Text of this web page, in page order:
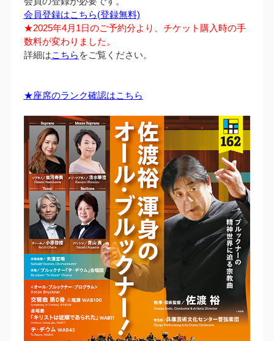
会員登録はこちら(登録無料)
★2025年4月1日のご予約分より、チケット購入時の手
数料が変わりました。
詳細はこちら をご覧ください。
★座席のランク確認はこちら